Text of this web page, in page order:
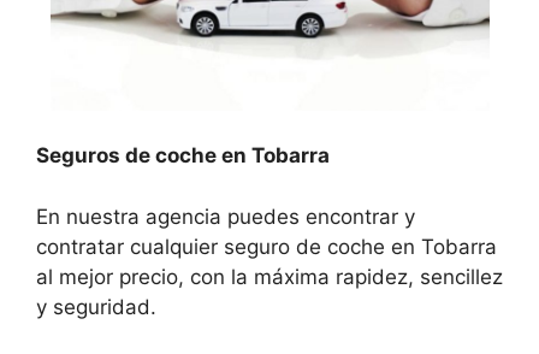
Seguros de coche en Tobarra
En nuestra agencia puedes encontrar y
contratar cualquier seguro de coche en Tobarra
al mejor precio, con la máxima rapidez, sencillez
y seguridad.